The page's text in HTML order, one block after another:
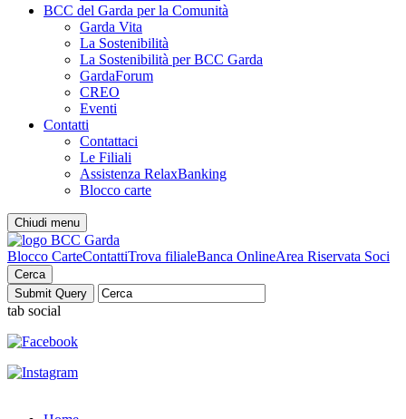
BCC del Garda per la Comunità
Garda Vita
La Sostenibilità
La Sostenibilità per BCC Garda
GardaForum
CREO
Eventi
Contatti
Contattaci
Le Filiali
Assistenza RelaxBanking
Blocco carte
Chiudi menu
Blocco CarteContattiTrova filialeBanca OnlineArea Riservata Soci
Cerca
tab social